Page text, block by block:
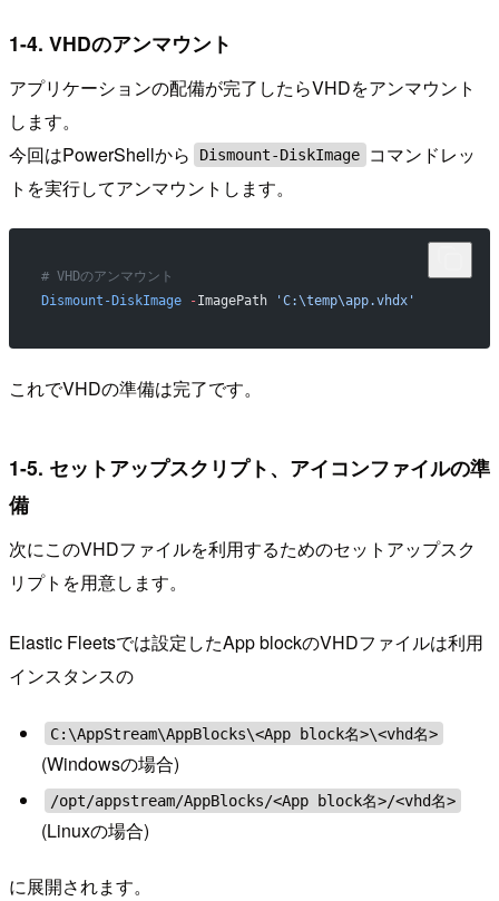
1-4. VHDのアンマウント
アプリケーションの配備が完了したらVHDをアンマウント
します。
今回はPowerShellから
Dismount-DiskImage
コマンドレッ
トを実行してアンマウントします。
# VHDのアンマウント
Dismount-DiskImage -ImagePath 'C:\temp\app.vhdx'
これでVHDの準備は完了です。
1-5. セットアップスクリプト、アイコンファイルの準
備
次にこのVHDファイルを利用するためのセットアップスク
リプトを用意します。
Elastic Fleetsでは設定したApp blockのVHDファイルは利用
インスタンスの
C:\AppStream\AppBlocks\<App block名>\<vhd名>
(Windowsの場合)
/opt/appstream/AppBlocks/<App block名>/<vhd名>
(Linuxの場合)
に展開されます。